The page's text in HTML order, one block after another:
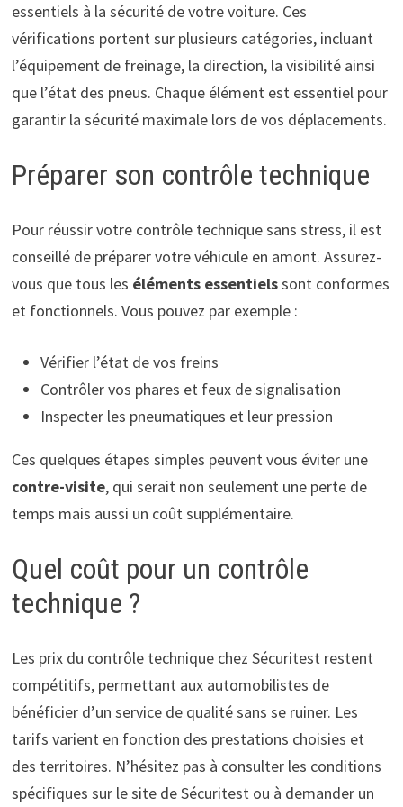
essentiels à la sécurité de votre voiture. Ces
vérifications portent sur plusieurs catégories, incluant
l’équipement de freinage, la direction, la visibilité ainsi
que l’état des pneus. Chaque élément est essentiel pour
garantir la sécurité maximale lors de vos déplacements.
Préparer son contrôle technique
Pour réussir votre contrôle technique sans stress, il est
conseillé de préparer votre véhicule en amont. Assurez-
vous que tous les éléments essentielssont conformes
et fonctionnels. Vous pouvez par exemple :
Vérifier l’état de vos freins
Contrôler vos phares et feux de signalisation
Inspecter les pneumatiques et leur pression
Ces quelques étapes simples peuvent vous éviter une
contre-visite, qui serait non seulement une perte de
temps mais aussi un coût supplémentaire.
Quel coût pour un contrôle
technique ?
Les prix du contrôle technique chez Sécuritest restent
compétitifs, permettant aux automobilistes de
bénéficier d’un service de qualité sans se ruiner. Les
tarifs varient en fonction des prestations choisies et
des territoires. N’hésitez pas à consulter les conditions
spécifiques sur le site de Sécuritest ou à demander un